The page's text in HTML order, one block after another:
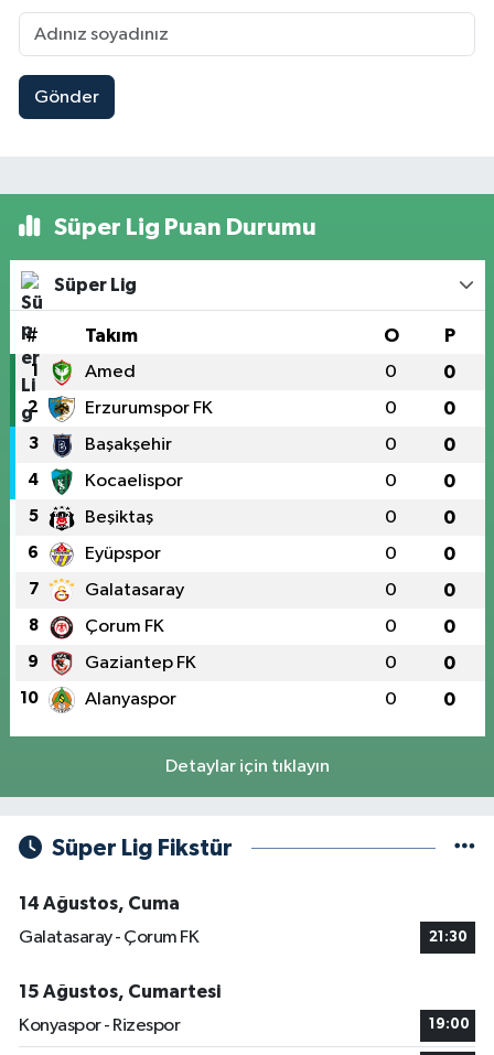
Gönder
Süper Lig Puan Durumu
Süper Lig
# Takım O P
1 Amed 0 0
2 Erzurumspor FK 0 0
3 Başakşehir 0 0
4 Kocaelispor 0 0
5 Beşiktaş 0 0
6 Eyüpspor 0 0
7 Galatasaray 0 0
8 Çorum FK 0 0
9 Gaziantep FK 0 0
10 Alanyaspor 0 0
Detaylar için tıklayın
Süper Lig Fikstür
14 Ağustos, Cuma
Galatasaray - Çorum FK
21:30
15 Ağustos, Cumartesi
Konyaspor - Rizespor
19:00